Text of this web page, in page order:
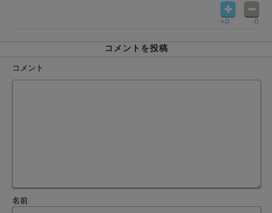
+0 -0
コメントを投稿
コメント
名前